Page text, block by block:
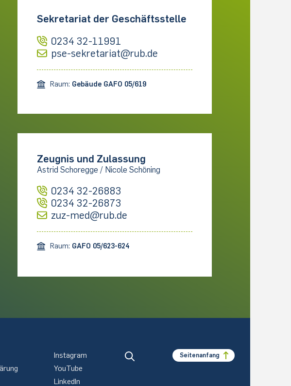
Sekretariat der Geschäftsstelle
0234 32-11991
pse-sekretariat@rub.de
Raum: Gebäude GAFO 05/619
Zeugnis und Zulassung
Astrid Schoregge / Nicole Schöning
0234 32-26883
0234 32-26873
zuz-med@rub.de
Raum: GAFO 05/623-624
Instagram
YouTube
LinkedIn
Seitenanfang